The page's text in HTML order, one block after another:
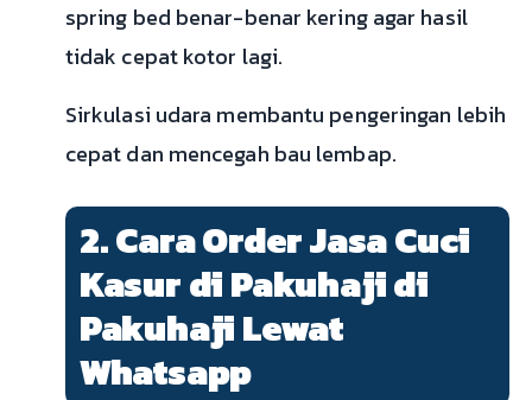
spring bed benar-benar kering agar hasil
tidak cepat kotor lagi.
Sirkulasi udara membantu pengeringan lebih
cepat dan mencegah bau lembap.
2. Cara Order Jasa Cuci
Kasur di Pakuhaji di
Pakuhaji Lewat
Whatsapp